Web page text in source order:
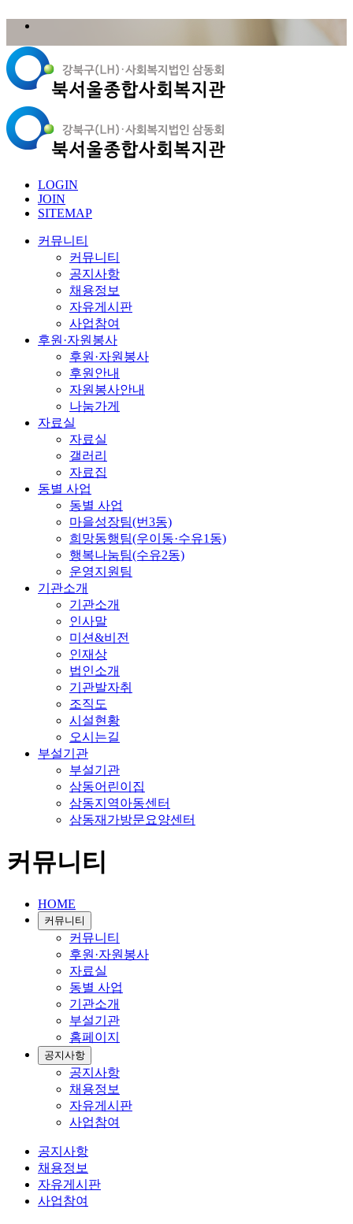
LOGIN
JOIN
SITEMAP
커뮤니티
커뮤니티
공지사항
채용정보
자유게시판
사업참여
후원·자원봉사
후원·자원봉사
후원안내
자원봉사안내
나눔가게
자료실
자료실
갤러리
자료집
동별 사업
동별 사업
마을성장팀(번3동)
희망동행팀(우이동·수유1동)
행복나눔팀(수유2동)
운영지원팀
기관소개
기관소개
인사말
미션&비전
인재상
법인소개
기관발자취
조직도
시설현황
오시는길
부설기관
부설기관
삼동어린이집
삼동지역아동센터
삼동재가방문요양센터
커뮤니티
HOME
커뮤니티
커뮤니티
후원·자원봉사
자료실
동별 사업
기관소개
부설기관
홈페이지
공지사항
공지사항
채용정보
자유게시판
사업참여
공지사항
채용정보
자유게시판
사업참여